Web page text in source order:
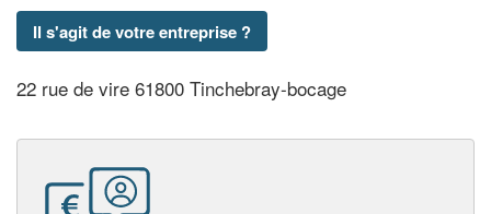
Il s'agit de votre entreprise ?
22 rue de vire 61800 Tinchebray-bocage